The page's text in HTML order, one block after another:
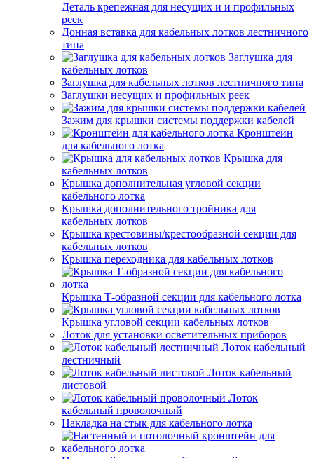
Деталь крепежная для несущих и и профильных
реек
Донная вставка для кабельных лотков лестничного
типа
Заглушка для
кабельных лотков
Заглушка для кабельных лотков лестничного типа
Заглушки несущих и профильных реек
Зажим для крышки системы поддержки кабелей
Кронштейн
для кабельного лотка
Крышка для
кабельных лотков
Крышка дополнительная угловой секции
кабельного лотка
Крышка дополнительного тройника для
кабельных лотков
Крышка крестовины/крестообразной секции для
кабельных лотков
Крышка переходника для кабельных лотков
Крышка Т-образной секции для кабельного лотка
Крышка угловой секции кабельных лотков
Лоток для установки осветительных приборов
Лоток кабельный
лестничный
Лоток кабельный
листовой
Лоток
кабельный проволочный
Накладка на стык для кабельного лотка